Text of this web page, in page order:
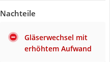
Nachteile
Gläserwechsel mit
erhöhtem Aufwand